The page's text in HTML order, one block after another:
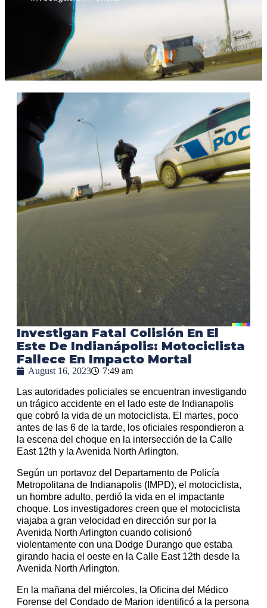
Investigan Fatal Colisión En El
Este De Indianápolis: Motociclista
Fallece En Impacto Mortal
August 16, 2023 7:49 am
Las autoridades policiales se encuentran investigando
un trágico accidente en el lado este de Indianapolis
que cobró la vida de un motociclista. El martes, poco
antes de las 6 de la tarde, los oficiales respondieron a
la escena del choque en la intersección de la Calle
East 12th y la Avenida North Arlington.
Según un portavoz del Departamento de Policía
Metropolitana de Indianapolis (IMPD), el motociclista,
un hombre adulto, perdió la vida en el impactante
choque. Los investigadores creen que el motociclista
viajaba a gran velocidad en dirección sur por la
Avenida North Arlington cuando colisionó
violentamente con una Dodge Durango que estaba
girando hacia el oeste en la Calle East 12th desde la
Avenida North Arlington.
En la mañana del miércoles, la Oficina del Médico
Forense del Condado de Marion identificó a la persona